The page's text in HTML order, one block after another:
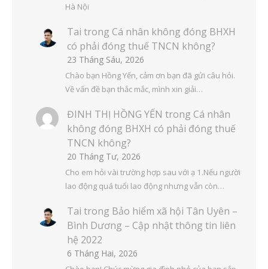
Hà Nội
Tai trong Cá nhân không đóng BHXH
có phải đóng thuế TNCN không?
23 Tháng Sáu, 2026
Chào bạn Hồng Yến, cảm ơn bạn đã gửi câu hỏi.
Về vấn đề bạn thắc mắc, mình xin giải…
ĐINH THỊ HỒNG YẾN trong Cá nhân
không đóng BHXH có phải đóng thuế
TNCN không?
20 Tháng Tư, 2026
Cho em hỏi vài trường hợp sau với ạ 1.Nếu người
lao động quá tuổi lao động nhưng vẫn còn…
Tai trong Bảo hiểm xã hội Tân Uyên –
Bình Dương – Cập nhật thông tin liên
hệ 2022
6 Tháng Hai, 2026